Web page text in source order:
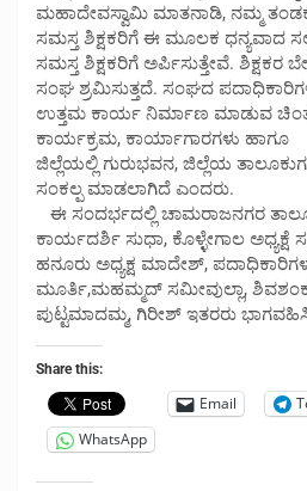
ಮಹಾದೇವಸ್ವಾಮಿ ಮಾತನಾಡಿ, ನಮ್ಮ
ಸಮಸ್ತ ಶಿಕ್ಷಕರಿಗೆ ಈ ಮೂಲಕ ಧನ್ಯವಾದ
ಸಮಸ್ತ ಶಿಕ್ಷಕರಿಗೆ ಅರ್ಪಿಸುತ್ತೇವೆ. ಶಿಕ್ಷಕರ
ಸಂಘ ಶ್ರಮಿಸುತ್ತದೆ. ಸಂಘದ
ಉತ್ತಮ ಕಾರ್ಯ ನಿರ್ಮಾಣ ಮಾಡುವ
ಕಾರ್ಯಕ್ರಮ, ಕಾರ್ಯಾಗಾರಗಳು ಹಾಗೂ
ಜಿಲ್ಲೆಯಲ್ಲಿ ಗುರುಭವನ, ಜಿಲ್ಲೆಯ
ಸಂಕಲ್ಪ ಮಾಡಲಾಗಿದೆ ಎಂದರು.
ಈ ಸಂದರ್ಭದಲ್ಲಿ ಚಾಮರಾಜನಗರ
ಕಾರ್ಯದರ್ಶಿ ಸುಧಾ, ಕೊಳ್ಳೇಗಾಲ
ಹನೂರು ಅಧ್ಯಕ್ಷ ಮಾದೇಶ್,
ಮೂರ್ತಿ,ಮಹಮ್ಮದ್ ಸಮೀವುಲ್ಲಾ,
ಪುಟ್ಟಮಾದಮ್ಮ, ಗಿರೀಶ್ ಇತರರು
Share this:
Email
WhatsApp